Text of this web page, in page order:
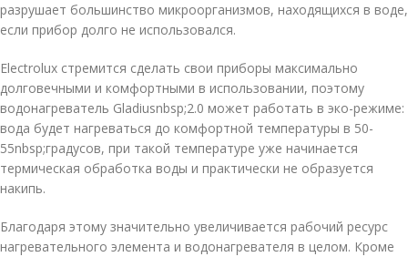
разрушает большинство микроорганизмов, находящихся в воде,
если прибор долго не использовался.
Electrolux стремится сделать свои приборы максимально
долговечными и комфортными в использовании, поэтому
водонагреватель Gladiusnbsp;2.0 может работать в эко-режиме:
вода будет нагреваться до комфортной температуры в 50-
55nbsp;градусов, при такой температуре уже начинается
термическая обработка воды и практически не образуется
накипь.
Благодаря этому значительно увеличивается рабочий ресурс
нагревательного элемента и водонагревателя в целом. Кроме